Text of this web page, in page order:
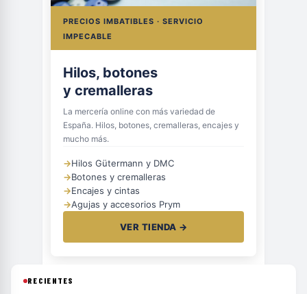
PRECIOS IMBATIBLES · SERVICIO
IMPECABLE
Hilos, botones
y cremalleras
La mercería online con más variedad de
España. Hilos, botones, cremalleras, encajes y
mucho más.
→Hilos Gütermann y DMC
→Botones y cremalleras
→Encajes y cintas
→Agujas y accesorios Prym
VER TIENDA →
RECIENTES